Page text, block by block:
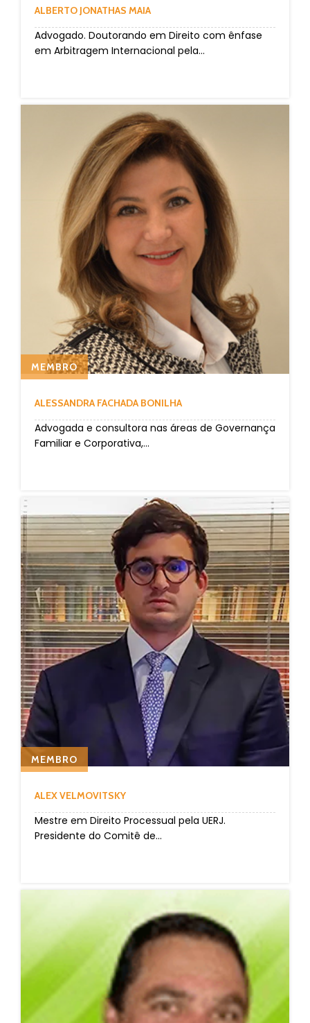
ALBERTO JONATHAS MAIA
Advogado. Doutorando em Direito com ênfase
em Arbitragem Internacional pela...
MEMBRO
ALESSANDRA FACHADA BONILHA
Advogada e consultora nas áreas de Governança
Familiar e Corporativa,...
MEMBRO
ALEX VELMOVITSKY
Mestre em Direito Processual pela UERJ.
Presidente do Comitê de...